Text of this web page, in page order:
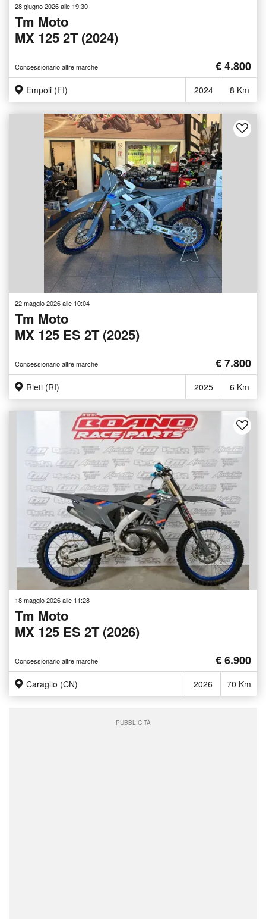
28 giugno 2026 alle 19:30
Tm Moto
MX 125 2T (2024)
Concessionario altre marche € 4.800
Empoli (FI) 2024 8 Km
22 maggio 2026 alle 10:04
Tm Moto
MX 125 ES 2T (2025)
Concessionario altre marche € 7.800
Rieti (RI) 2025 6 Km
18 maggio 2026 alle 11:28
Tm Moto
MX 125 ES 2T (2026)
Concessionario altre marche € 6.900
Caraglio (CN) 2026 70 Km
PUBBLICITÀ